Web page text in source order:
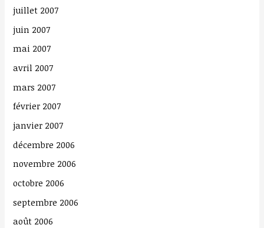
juillet 2007
juin 2007
mai 2007
avril 2007
mars 2007
février 2007
janvier 2007
décembre 2006
novembre 2006
octobre 2006
septembre 2006
août 2006